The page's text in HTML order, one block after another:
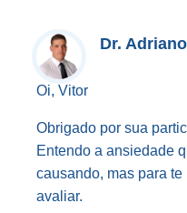
Dr.
Oi, Vitor
Obrigado por sua
Entendo a ansiedade
causando, mas para
avaliar.